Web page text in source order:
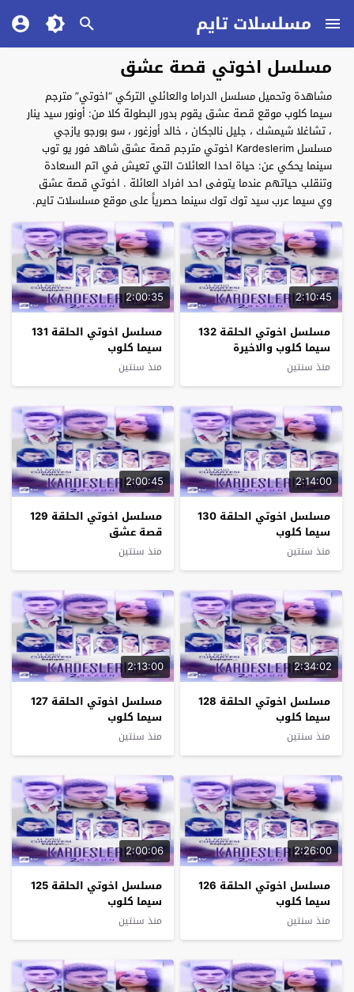
مسلسلات تايم
مسلسل اخوتي قصة عشق
مشاهدة وتحميل مسلسل الدراما والعائلي التركي “اخوتي” مترجم
سيما كلوب موقع قصة عشق يقوم بدور البطولة كلا من: أونور سيد ينار
، تشاغلا شيمشك ، جليل نالجكان ، خالد أوزغور ، سو بورجو يازجي
مسلسل Kardeslerim اخوتي مترجم قصة عشق شاهد فور يو توب
سينما يحكي عن: حياة احدا العائلات التي تعيش في اتم السعادة
وتنقلب حياتهم عندما يتوفى احد افراد العائلة . اخوتي قصة عشق
وي سيما عرب سيد توك توك سينما حصرياً على موقع مسلسلات تايم.
2:10:45
مسلسل اخوتي الحلقة 132
سيما كلوب والاخيرة
منذ سنتين
2:00:35
مسلسل اخوتي الحلقة 131
سيما كلوب
منذ سنتين
2:14:00
مسلسل اخوتي الحلقة 130
سيما كلوب
منذ سنتين
2:00:45
مسلسل اخوتي الحلقة 129
قصة عشق
منذ سنتين
2:34:02
مسلسل اخوتي الحلقة 128
سيما كلوب
منذ سنتين
2:13:00
مسلسل اخوتي الحلقة 127
سيما كلوب
منذ سنتين
2:26:00
مسلسل اخوتي الحلقة 126
سيما كلوب
منذ سنتين
2:00:06
مسلسل اخوتي الحلقة 125
سيما كلوب
منذ سنتين